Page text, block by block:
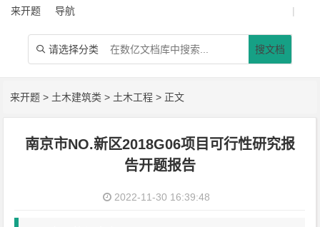
来开题 导航 |
 请选择分类 搜文档
来开题 > 土木建筑类 > 土木工程 > 正文
南京市NO.新区2018G06项目可行性研究报
告开题报告
2022-11-30 16:39:48